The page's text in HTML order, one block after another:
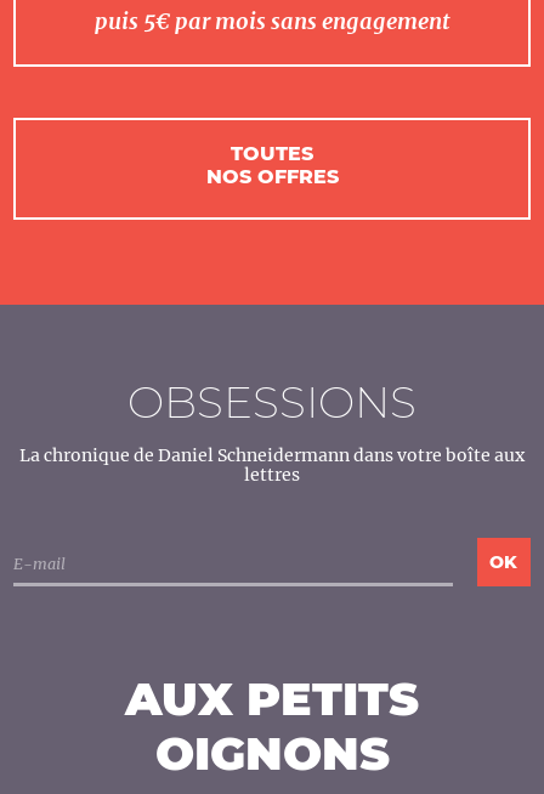
puis 5€ par mois sans engagement
TOUTES
NOS OFFRES
OBSESSIONS
La chronique de Daniel Schneidermann dans votre boîte aux
lettres
AUX PETITS
OIGNONS